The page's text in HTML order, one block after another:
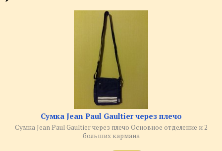
Сумка Jean Paul Gaultier через плечо
Сумка Jean Paul Gaultier через плечо Основное отделение и 2
больших кармана